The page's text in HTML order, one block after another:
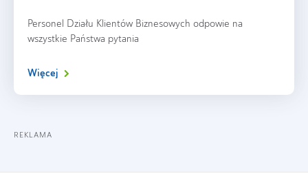
Personel Działu Klientów Biznesowych odpowie na
wszystkie Państwa pytania
Więcej
REKLAMA